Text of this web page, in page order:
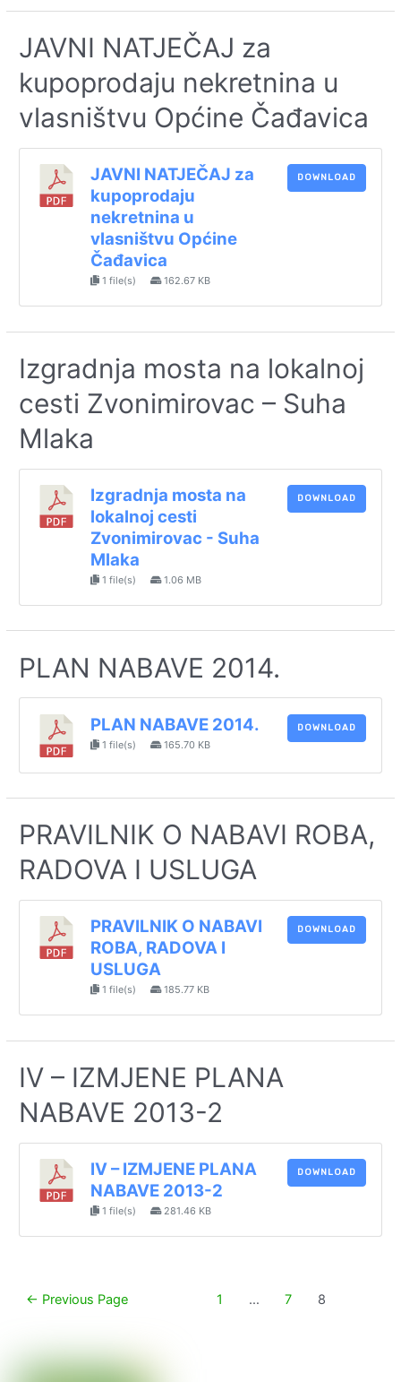
JAVNI NATJEČAJ za
kupoprodaju nekretnina u
vlasništvu Općine Čađavica
JAVNI NATJEČAJ za
kupoprodaju
nekretnina u
vlasništvu Općine
Čađavica
1 file(s) 162.67 KB
DOWNLOAD
Izgradnja mosta na lokalnoj
cesti Zvonimirovac – Suha
Mlaka
Izgradnja mosta na
lokalnoj cesti
Zvonimirovac - Suha
Mlaka
1 file(s) 1.06 MB
DOWNLOAD
PLAN NABAVE 2014.
PLAN NABAVE 2014.
1 file(s) 165.70 KB
DOWNLOAD
PRAVILNIK O NABAVI ROBA,
RADOVA I USLUGA
PRAVILNIK O NABAVI
ROBA, RADOVA I
USLUGA
1 file(s) 185.77 KB
DOWNLOAD
IV – IZMJENE PLANA
NABAVE 2013-2
IV – IZMJENE PLANA
NABAVE 2013-2
1 file(s) 281.46 KB
DOWNLOAD
Paginacija
← Previous Page 1 … 7 8